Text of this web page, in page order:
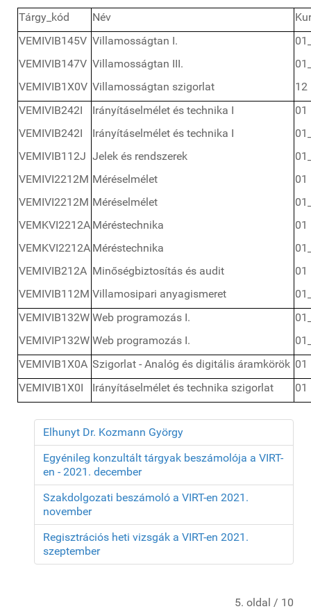
Tárgy_kód Név
VEMIVIB145V Villamosságtan I.
VEMIVIB147V Villamosságtan III.
VEMIVIB1X0V Villamosságtan szigorlat
12
VEMIVIB242I
Irányításelmélet és technika I
01
VEMIVIB242I
Irányításelmélet és technika I
VEMIVIB112J Jelek és rendszerek
VEMIVI2212M Méréselmélet
01
VEMIVI2212M Méréselmélet
VEMKVI2212A Méréstechnika
01
VEMKVI2212A Méréstechnika
VEMIVIB212A Minőségbiztosítás és audit
01
VEMIVIB112M Villamosipari anyagismeret
VEMIVIB132W Web programozás I.
VEMIVIP132W Web programozás I.
VEMIVIB1X0A Szigorlat - Analóg és digitális áramkörök 01
VEMIVIB1X0I
Irányításelmélet és technika szigorlat 01
Elhunyt Dr. Kozmann György
Egyénileg konzultált tárgyak beszámolója a VIRT-
en - 2021. december
Szakdolgozati beszámoló a VIRT-en 2021.
november
Regisztrációs heti vizsgák a VIRT-en 2021.
szeptember
5. oldal / 10